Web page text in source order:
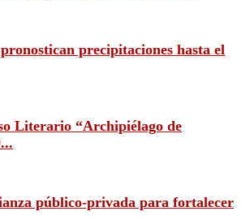
precipitaciones hasta el
Literario “Archipiélago de
público-privada para fortalecer